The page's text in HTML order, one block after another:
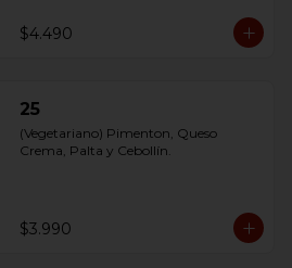
$4.490
25
(Vegetariano) Pimenton, Queso
Crema, Palta y Cebollín.
$3.990